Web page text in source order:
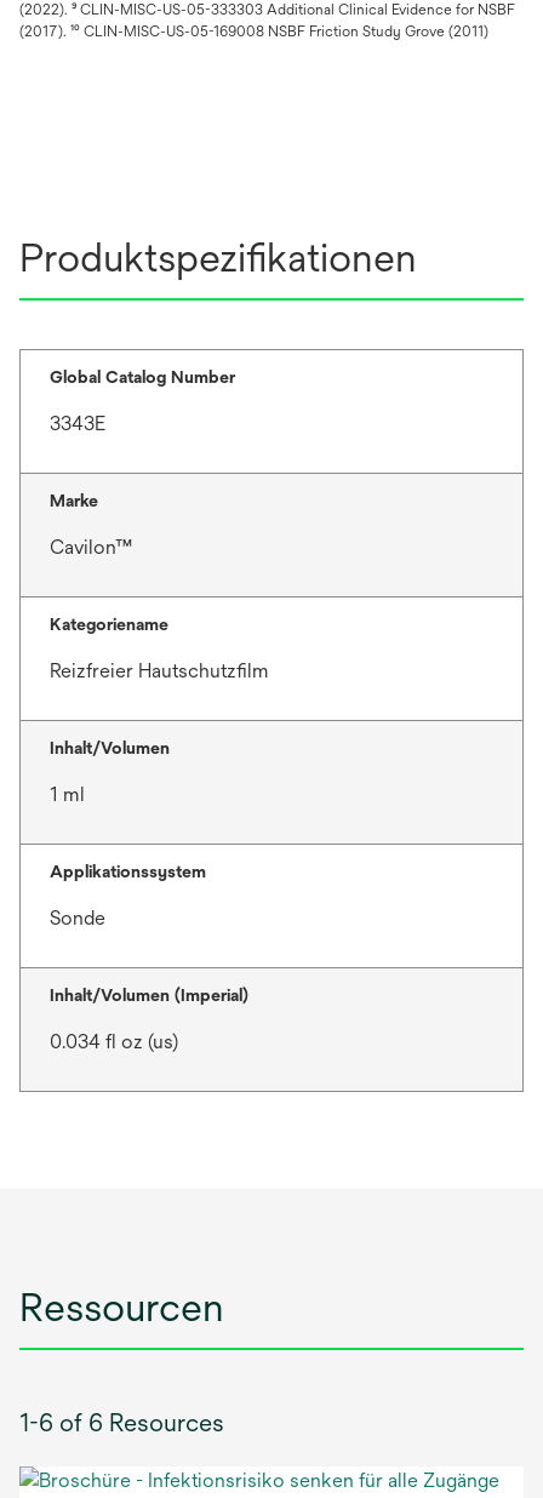
(2022). ⁹ CLIN-MISC-US-05-333303 Additional Clinical Evidence for NSBF
(2017). ¹⁰ CLIN-MISC-US-05-169008 NSBF Friction Study Grove (2011)
Produktspezifikationen
Global Catalog Number
3343E
Marke
Cavilon™
Kategoriename
Reizfreier Hautschutzfilm
Inhalt/Volumen
1 ml
Applikationssystem
Sonde
Inhalt/Volumen (Imperial)
0.034 fl oz (us)
Ressourcen
1-6 of 6 Resources